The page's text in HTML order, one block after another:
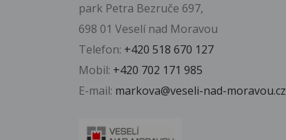
park Petra Bezruče 697,
698 01 Veselí nad Moravou
Telefon: +420 518 670 127
Mobil: +420 702 171 985
E-mail: markova@veseli-nad-moravou.cz